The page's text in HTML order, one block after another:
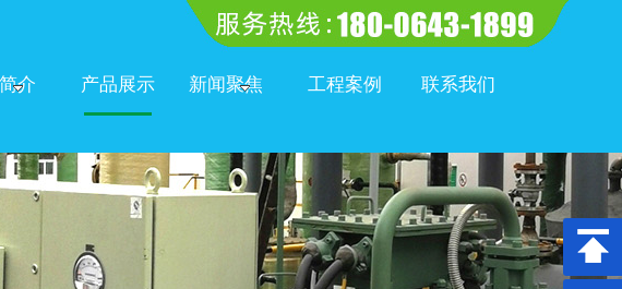
介 产品展示 新闻聚焦 工程案例 联系我们